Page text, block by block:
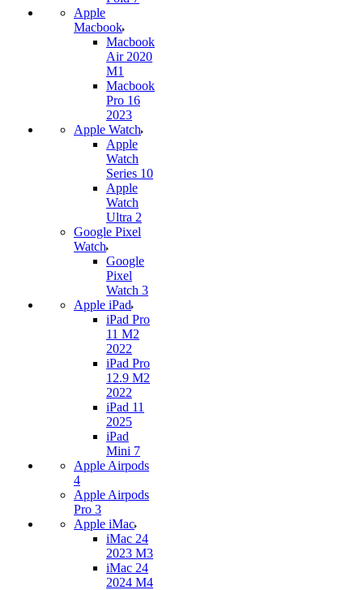
Apple
Macbook
Macbook
Air 2020
M1
Macbook
Pro 16
2023
Apple Watch
Apple
Watch
Series 10
Apple
Watch
Ultra 2
Google Pixel
Watch
Google
Pixel
Watch 3
Apple iPad
iPad Pro
11 M2
2022
iPad Pro
12.9 M2
2022
iPad 11
2025
iPad
Mini 7
Apple Airpods
4
Apple Airpods
Pro 3
Apple iMac
iMac 24
2023 M3
iMac 24
2024 M4